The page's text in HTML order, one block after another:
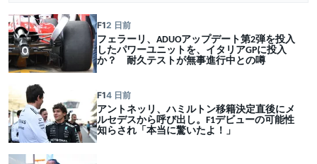
F12 日前
フェラーリ、ADUOアップデート第2弾を投入
したパワーユニットを、イタリアGPに投入
か？ 耐久テストが無事進行中との噂
F14 日前
アントネッリ、ハミルトン移籍決定直後にメ
ルセデスから呼び出し。F1デビューの可能性
知らされ「本当に驚いたよ！」